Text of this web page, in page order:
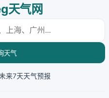
天气网
天气
来7天天气预报